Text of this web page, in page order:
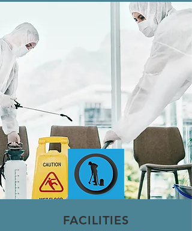
FACILITIES